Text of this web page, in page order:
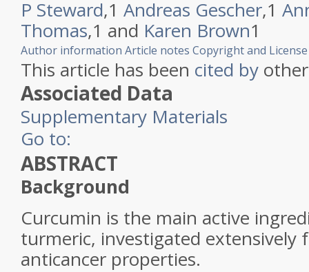
P Steward,1 Andreas Gescher,1
Thomas,1 and Karen Brown1
Author information Article notes Copyright and
This article has been cited by
Associated Data
Supplementary Materials
Go to:
ABSTRACT
Background
Curcumin is the main active
turmeric, investigated extensively
anticancer properties.